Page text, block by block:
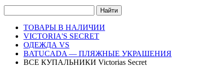
ТОВАРЫ В НАЛИЧИИ
VICTORIA'S SECRET
ОДЕЖДА VS
BATUCADA — ПЛЯЖНЫЕ УКРАШЕНИЯ
ВСЕ КУПАЛЬНИКИ Victorias Secret